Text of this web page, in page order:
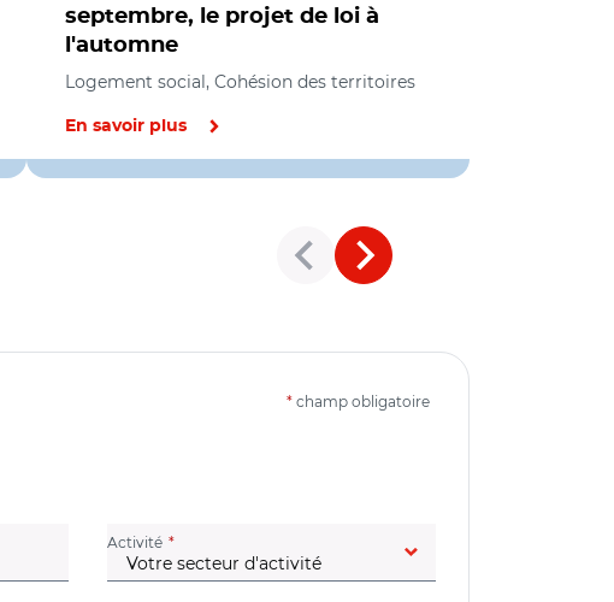
septembre, le projet de loi à
l'automne
Logement social, Cohésion des territoires
En savoir plus
* champ obligatoire
Activité (champ obligatoire)